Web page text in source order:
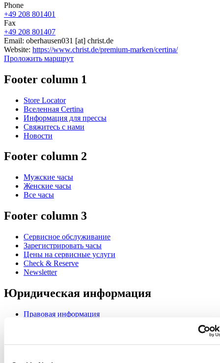
Phone
+49 208 801401
Fax
+49 208 801407
Email: oberhausen031 [at] christ.de
Website: https://www.christ.de/premium-marken/certina/
Проложить маршрут
Footer column 1
Store Locator
Вселенная Certina
Информация для прессы
Свяжитесь с нами
Новости
Footer column 2
Мужские часы
Женские часы
Все часы
Footer column 3
Сервисное обслуживание
Зарегистрировать часы
Цены на сервисные услуги
Check & Reserve
Newsletter
Юридическая информация
Правовая информация